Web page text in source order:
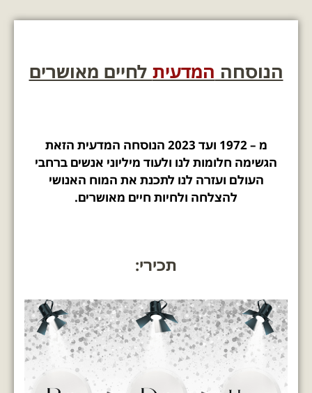
הנוסחה המדעית לחיים מאושרים
מ – 1972 ועד 2023 הנוסחה המדעית הזאת
הגשימה חלומות לנו ולעוד מיליוני אנשים ברחבי
העולם ועזרה לנו לתכנת את המוח האנושי
להצלחה ולחיות חיים מאושרים.
תכירי: